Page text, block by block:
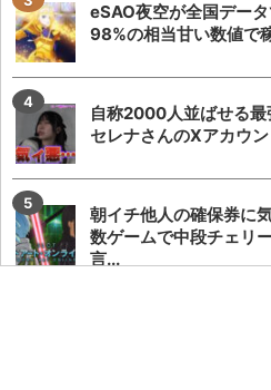
eSAO夜空が全国デー
98%の相当甘い数値で
自称2000人並ばせる
セレナさんのXアカウ
朝イチ他人の確保券に
数ゲームで中段チェリ
言...